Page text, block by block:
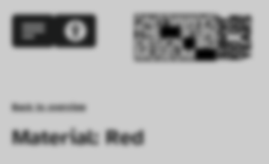
Back to overview
Material: Red